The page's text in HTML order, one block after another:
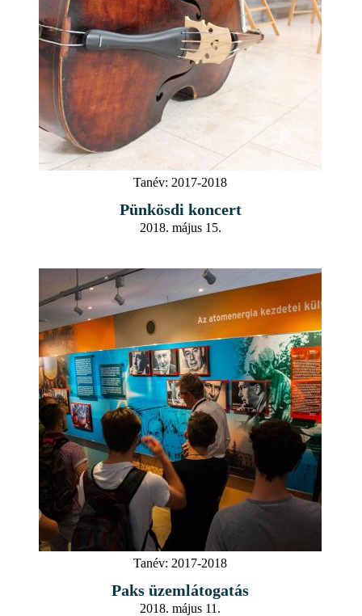
Tanév: 2017-2018
Pünkösdi koncert
2018. május 15.
Tanév: 2017-2018
Paks üzemlátogatás
2018. május 11.